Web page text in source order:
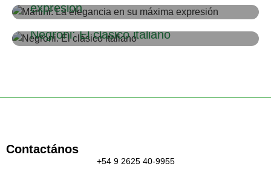
expresión
CÓCTEL
Negroni: El clásico italiano
Contactános
+54 9 2625 40-9955